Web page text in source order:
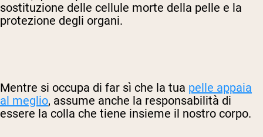
sostituzione delle cellule morte della pelle e la
protezione degli organi.
Mentre si occupa di far sì che la tua pelle appaia
al meglio, assume anche la responsabilità di
essere la colla che tiene insieme il nostro corpo.